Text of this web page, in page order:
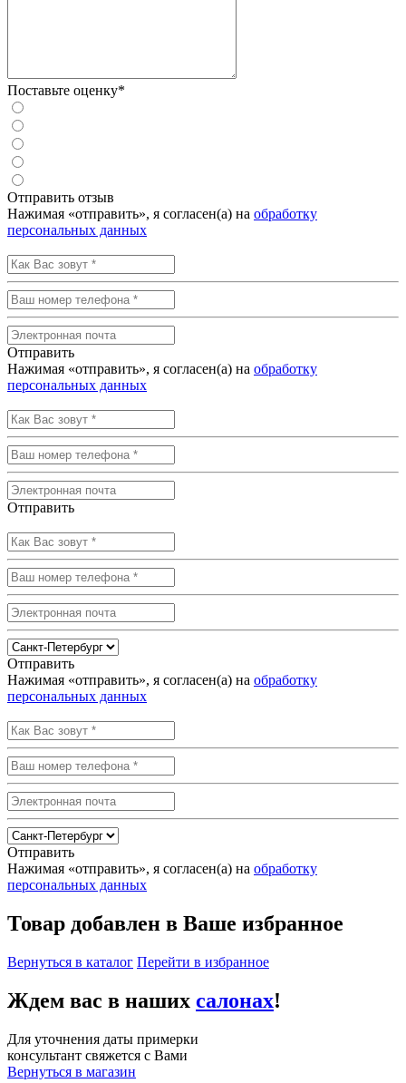
Поставьте оценку*
Отправить отзыв
Нажимая «отправить», я согласен(а) на обработку
персональных данных
Отправить
Нажимая «отправить», я согласен(а) на обработку
персональных данных
Отправить
Отправить
Нажимая «отправить», я согласен(а) на обработку
персональных данных
Отправить
Нажимая «отправить», я согласен(а) на обработку
персональных данных
Товар добавлен в Ваше избранное
Вернуться в каталог Перейти в избранное
Ждем вас в наших салонах!
Для уточнения даты примерки
консультант свяжется с Вами
Вернуться в магазин